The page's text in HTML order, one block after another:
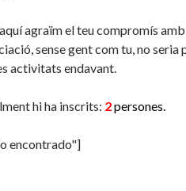
agraïm el teu compromís amb
sense gent com tu, no seria
activitats endavant.
hi ha inscrits: 2persones.
encontrado"]